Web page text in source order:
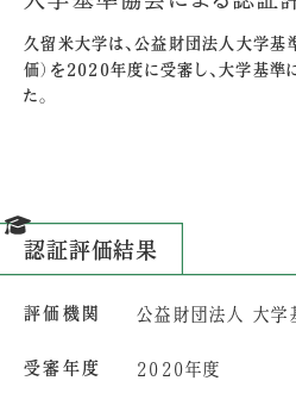
久留米大学は、公益財団法人大学基
価）を2020年度に受審し、大学基準
た。
認証評価結果
評価機関 公益財団法人 大学
受審年度 2020年度